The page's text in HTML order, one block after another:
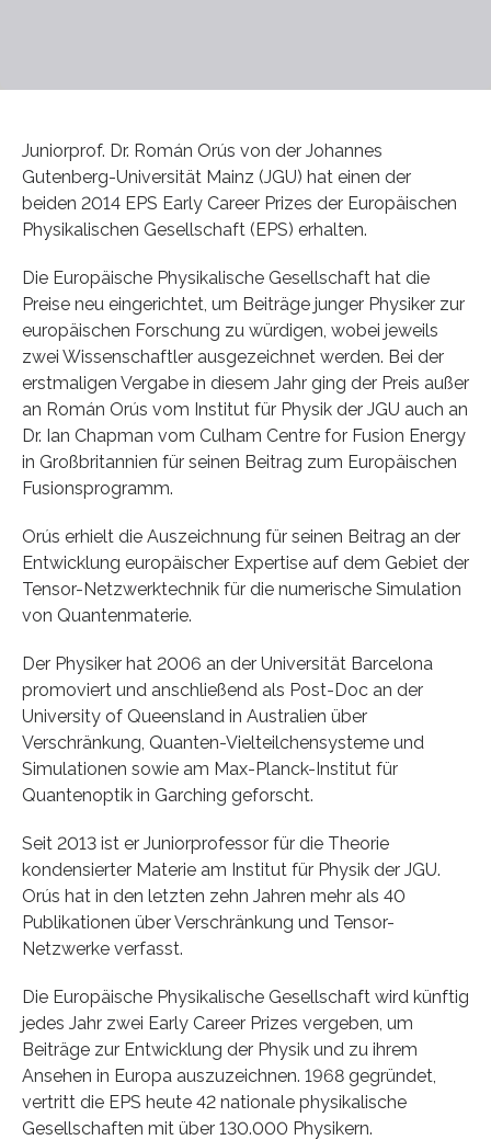
Juniorprof. Dr. Román Orús von der Johannes
Gutenberg-Universität Mainz (JGU) hat einen der
beiden 2014 EPS Early Career Prizes der Europäischen
Physikalischen Gesellschaft (EPS) erhalten.
Die Europäische Physikalische Gesellschaft hat die
Preise neu eingerichtet, um Beiträge junger Physiker zur
europäischen Forschung zu würdigen, wobei jeweils
zwei Wissenschaftler ausgezeichnet werden. Bei der
erstmaligen Vergabe in diesem Jahr ging der Preis außer
an Román Orús vom Institut für Physik der JGU auch an
Dr. Ian Chapman vom Culham Centre for Fusion Energy
in Großbritannien für seinen Beitrag zum Europäischen
Fusionsprogramm.
Orús erhielt die Auszeichnung für seinen Beitrag an der
Entwicklung europäischer Expertise auf dem Gebiet der
Tensor-Netzwerktechnik für die numerische Simulation
von Quantenmaterie.
Der Physiker hat 2006 an der Universität Barcelona
promoviert und anschließend als Post-Doc an der
University of Queensland in Australien über
Verschränkung, Quanten-Vielteilchensysteme und
Simulationen sowie am Max-Planck-Institut für
Quantenoptik in Garching geforscht.
Seit 2013 ist er Juniorprofessor für die Theorie
kondensierter Materie am Institut für Physik der JGU.
Orús hat in den letzten zehn Jahren mehr als 40
Publikationen über Verschränkung und Tensor-
Netzwerke verfasst.
Die Europäische Physikalische Gesellschaft wird künftig
jedes Jahr zwei Early Career Prizes vergeben, um
Beiträge zur Entwicklung der Physik und zu ihrem
Ansehen in Europa auszuzeichnen. 1968 gegründet,
vertritt die EPS heute 42 nationale physikalische
Gesellschaften mit über 130.000 Physikern.